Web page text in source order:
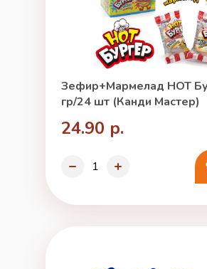
Зефир+Мармелад HOT
гр/24 шт (Канди Мастер)
24.90 р.